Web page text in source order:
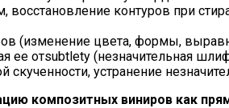
контуров при
(изменение цвета, формы,
отsubtlety (незначительная
устранение
композитных виниров как